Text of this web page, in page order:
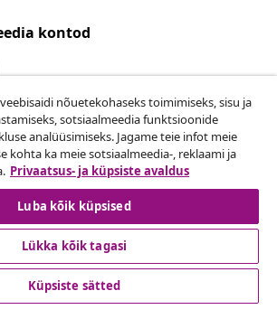
kontod
kohta tagastamissoov.
taganemine
nõuetekohaseks toimimiseks, sisu ja
sotsiaalmeedia funktsioonide
analüüsimiseks. Jagame teie infot meie
kohta ka meie sotsiaalmeedia-, reklaami ja
Privaatsus- ja küpsiste avaldus
Luba kõik küpsised
Lükka kõik tagasi
Küpsiste sätted